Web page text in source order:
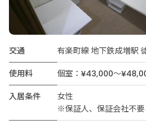
交通
有楽町線 地下鉄成増駅
使用料
個室：¥43,000～
入居条件
女性
※保証人、保証会社不要